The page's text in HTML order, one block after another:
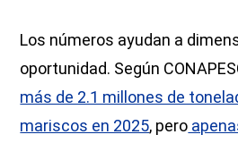
Los números ayudan a
oportunidad. Según
más de 2.1 millones de
mariscos en 2025, pero